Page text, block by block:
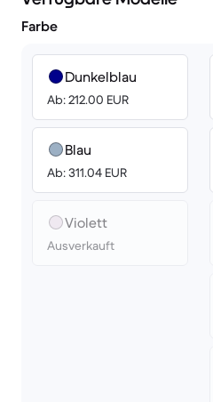
Farbe
Dunkelblau
Ab: 212.00 EUR
Blau
Ab: 311.04 EUR
Violett
Ausverkauft